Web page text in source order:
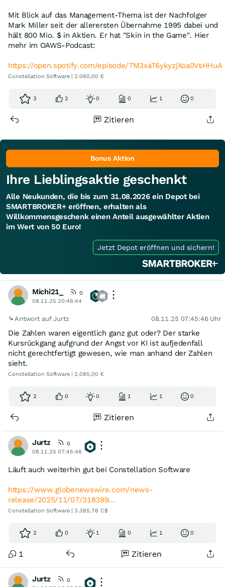
Mit Blick auf das Management-Thema ist der Nachfolger
Mark Miller seit der allerersten Übernahme 1995 dabei und
hält 800 Mio. $ in Aktien. Er hat "Skin in the Game". Hier
mehr im OAWS-Podcast:
https://open.spotify.com/episode/7M3xaT6ykyzjXoa0VsHHuA
Constellation Software | 2.060,00 €
3 2 0 0 1 0
Zitieren
Bonus Aktion
Ihre Lieblingsaktie geschenkt
Alle Neukunden, die bis zum 31.08.2026 ein Depot bei
SMARTBROKER+ eröffnen, erhalten als
Willkommensgeschenk einen Anteil ausgewählter Aktien
im Wert von 50 Euro!
Jetzt Depot eröffnen und sichern!
Michi21_
0
08.11.25 20:46:44
Antwort auf Jurtz 08.11.25 07:45:46 Uhr
Die Zahlen waren eigentlich ganz gut oder? Der starke
Kursrückgang aufgrund der Angst vor KI ist aufjedenfall
nicht gerechtfertigt gewesen, wie man anhand der Zahlen
sieht.
Constellation Software | 2.085,00 €
2 0 0 1 1 0
Zitieren
Jurtz
0
08.11.25 07:45:46
Läuft auch weiterhin gut bei Constellation Software
https://www.globenewswire.com/news-
release/2025/11/07/318399…
Constellation Software | 3.385,76 C$
2 0 1 0 1 0
1 Zitieren
Jurtz
0